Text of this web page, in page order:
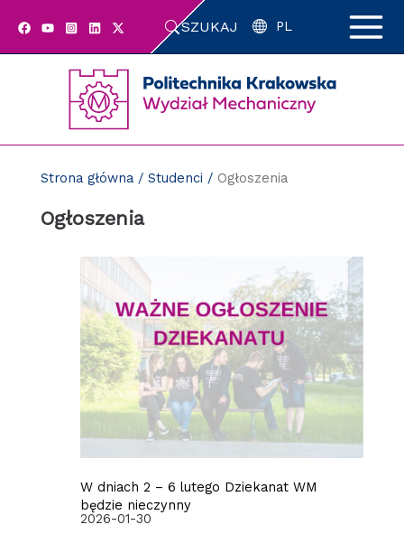
SZUKAJ PL
Strona główna/ Studenci / Ogłoszenia
Ogłoszenia
W dniach 2 – 6 lutego Dziekanat WM
będzie nieczynny
2026-01-30